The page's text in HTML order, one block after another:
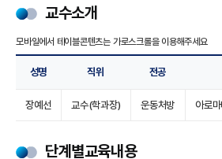
교수소개
성명 직위 전공
장예선 교수(학과장) 운동처방 아로
단계별교육내용